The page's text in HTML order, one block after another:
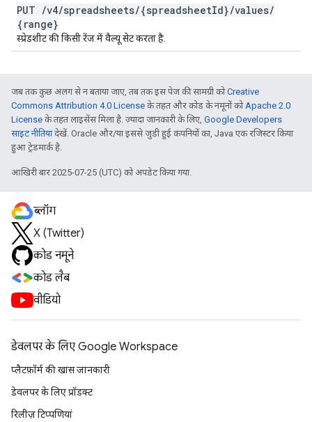
PUT /v4/spreadsheets/{spreadsheetId}/values/
{range}
स्प्रेडशीट की किसी रेंज में वैल्यू सेट करता है.
जब तक कुछ अलग से न बताया जाए, तब तक इस पेज की सामग्री कोCreative
Commons Attribution 4.0 License के तहत और कोड के नमूनों कोApache 2.0
License के तहत लाइसेंस मिला है. ज़्यादा जानकारी के लिए, Google Developers
साइट नीतियांदेखें. Oracle और/या इससे जुड़ी हुई कंपनियों का, Java एक रजिस्टर किया
हुआ ट्रेडमार्क है.
आखिरी बार 2025-07-25 (UTC) को अपडेट किया गया.
ब्लॉग
X (Twitter)
कोड नमूने
कोड लैब
वीडियो
डेवलपर के लिए Google Workspace
प्लैटफ़ॉर्म की खास जानकारी
डेवलपर के लिए प्रॉडक्ट
रिलीज़ टिप्पणियां